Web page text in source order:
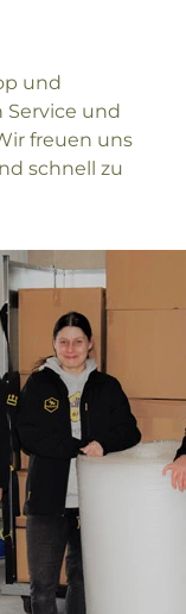
und
Service und
freuen uns
schnell zu